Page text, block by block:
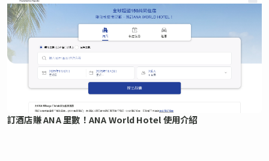
訂酒店賺 ANA 里數！ANA World Hotel 使用介紹